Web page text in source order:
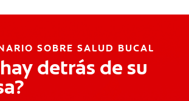
SOBRE SALUD BUCAL
detrás de su